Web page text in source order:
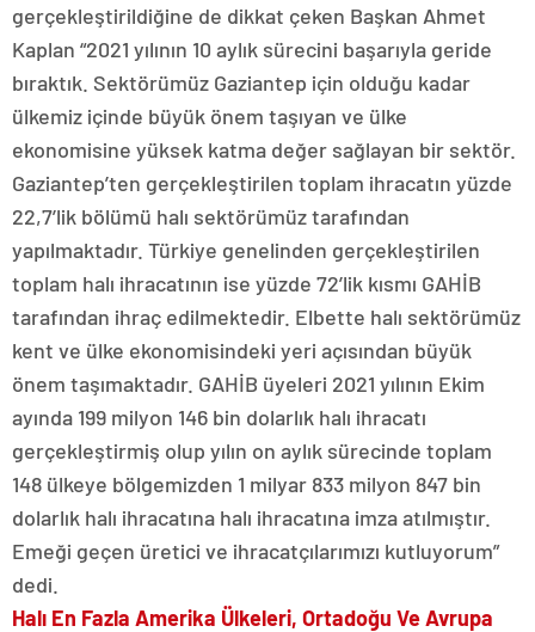
gerçekleştirildiğine de dikkat çeken Başkan Ahmet
Kaplan “2021 yılının 10 aylık sürecini başarıyla geride
bıraktık. Sektörümüz Gaziantep için olduğu kadar
ülkemiz içinde büyük önem taşıyan ve ülke
ekonomisine yüksek katma değer sağlayan bir sektör.
Gaziantep’ten gerçekleştirilen toplam ihracatın yüzde
22,7’lik bölümü halı sektörümüz tarafından
yapılmaktadır. Türkiye genelinden gerçekleştirilen
toplam halı ihracatının ise yüzde 72’lik kısmı GAHİB
tarafından ihraç edilmektedir. Elbette halı sektörümüz
kent ve ülke ekonomisindeki yeri açısından büyük
önem taşımaktadır. GAHİB üyeleri 2021 yılının Ekim
ayında 199 milyon 146 bin dolarlık halı ihracatı
gerçekleştirmiş olup yılın on aylık sürecinde toplam
148 ülkeye bölgemizden 1 milyar 833 milyon 847 bin
dolarlık halı ihracatına halı ihracatına imza atılmıştır.
Emeği geçen üretici ve ihracatçılarımızı kutluyorum”
dedi.
Halı En Fazla Amerika Ülkeleri, Ortadoğu Ve Avrupa